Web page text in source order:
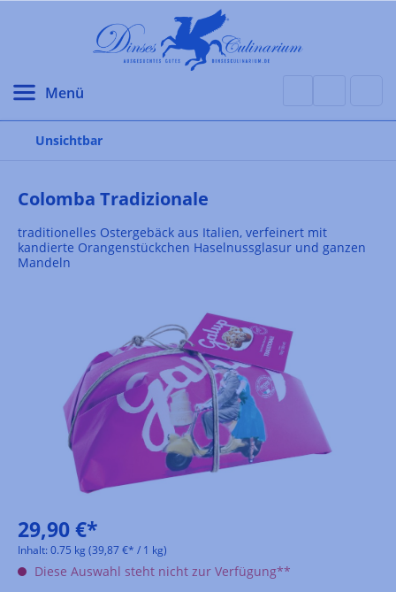
Unsichtbar
Colomba Tradizionale
traditionelles Ostergebäck aus Italien, verfeinert mit
kandierte Orangenstückchen Haselnussglasur und ganzen
Mandeln
29,90 €*
Inhalt: 0.75 kg (39,87 €* / 1 kg)
Diese Auswahl steht nicht zur Verfügung**